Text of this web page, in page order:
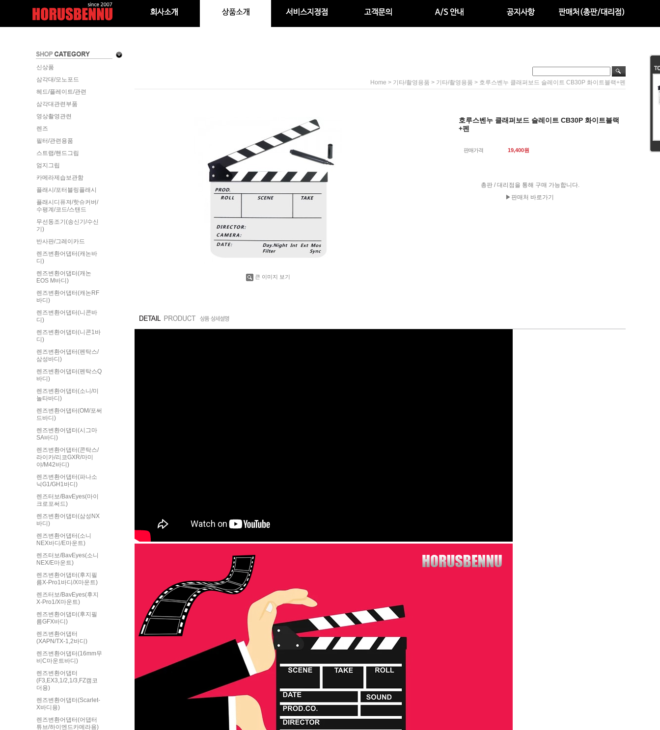
신상품
삼각대/모노포드
헤드/플레이트/관련
삼각대관련부품
영상촬영관련
렌즈
필터/관련용품
스트랩/핸드그립
엄지그립
카메라제습보관함
플래시/포터블링플래시
플래시디퓨져/핫슈커버/
수평계/코드/스탠드
무선동조기(송신기/수신
기)
반사판/그레이카드
렌즈변환어댑터(캐논바
디)
렌즈변환어댑터(캐논
EOS M바디)
렌즈변환어댑터(캐논RF
바디)
렌즈변환어댑터(니콘바
디)
렌즈변환어댑터(니콘1바
디)
렌즈변환어댑터(펜탁스/
삼성바디)
렌즈변환어댑터(펜탁스Q
바디)
렌즈변환어댑터(소니/미
놀타바디)
렌즈변환어댑터(OM/포써
드바디)
렌즈변환어댑터(시그마
SA바디)
렌즈변환어댑터(콘탁스/
라이카/리코GXR/마미
야/M42바디)
렌즈변환어댑터(파나소
닉G1/GH1바디)
렌즈터보/BavEyes(마이
크로포써드)
렌즈변환어댑터(삼성NX
바디)
렌즈변환어댑터(소니
NEX바디/E마운트)
렌즈터보/BavEyes(소니
NEX/E마운트)
렌즈변환어댑터(후지필
름X-Pro1바디/X마운트)
렌즈터보/BavEyes(후지
X-Pro1/X마운트)
렌즈변환어댑터(후지필
름GFX바디)
렌즈변환어댑터
(XAPN/TX-1,2바디)
렌즈변환어댑터(16mm무
비C마운트바디)
렌즈변환어댑터
(F3,EX3,1/2,1/3,FZ캠코
더용)
렌즈변환어댑터(Scarlet-
X바디용)
렌즈변환어댑터(어댑터
튜브/하이엔드카메라용)
Home > 기타/촬영용품 > 기타/촬영용품 > 호루스벤누 클래퍼보드 슬레이트 CB30P 화이트블랙+펜
큰 이미지 보기
호루스벤누 클래퍼보드 슬레이트 CB30P 화이트블랙
+펜
판매가격 19,400원
총판 / 대리점을 통해 구매 가능합니다.
▶판매처 바로가기